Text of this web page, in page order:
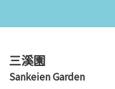
三溪園
Sankeien Garden